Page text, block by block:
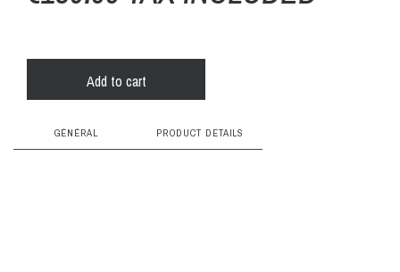
Add to cart
GÉNÉRAL PRODUCT DETAILS